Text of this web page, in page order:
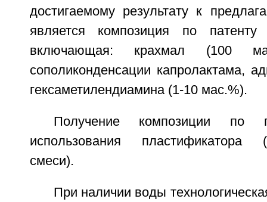
достигаемому результату к
является композиция по
включающая: крахмал (100
сополиконденсации капролактама,
гексаметилендиамина (1-10 мас.%).
Получение композиции по
использования пластификатора
смеси).
При наличии воды